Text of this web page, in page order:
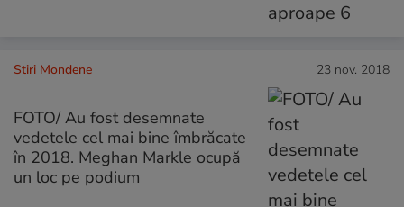
Stiri Mondene 23 nov. 2018
FOTO/ Au fost desemnate
vedetele cel mai bine îmbrăcate
în 2018. Meghan Markle ocupă
un loc pe podium